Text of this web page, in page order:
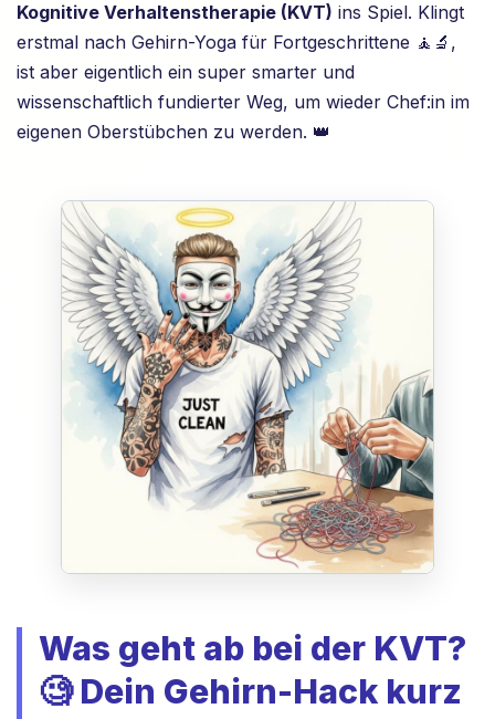
Kognitive Verhaltenstherapie (KVT) ins Spiel. Klingt
erstmal nach Gehirn-Yoga für Fortgeschrittene 🧘🔬,
ist aber eigentlich ein super smarter und
wissenschaftlich fundierter Weg, um wieder Chef:in im
eigenen Oberstübchen zu werden. 👑
Was geht ab bei der KVT?
🧐 Dein Gehirn-Hack kurz